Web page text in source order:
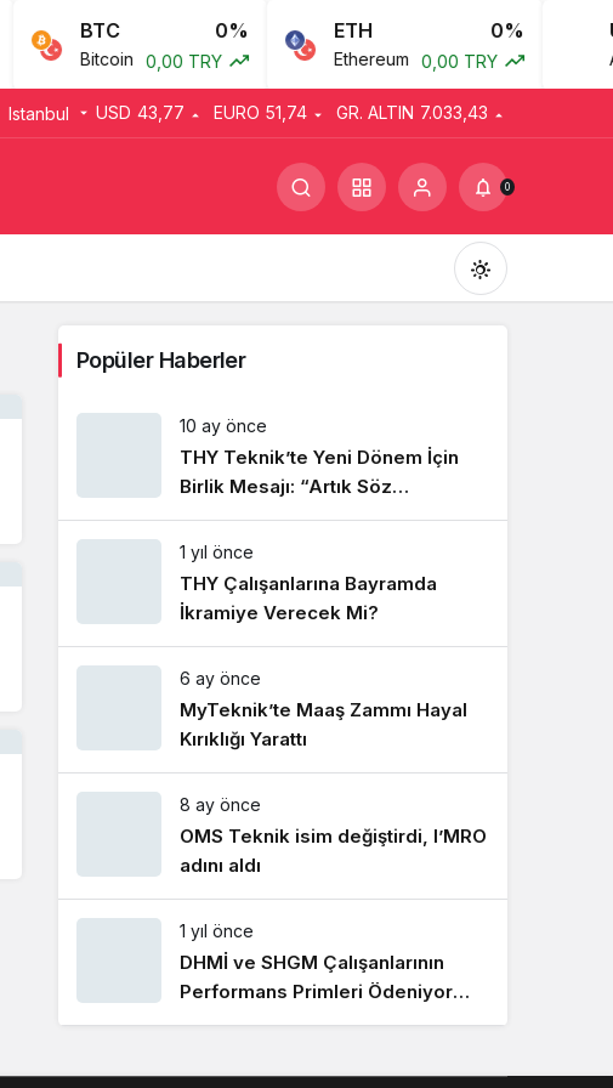
BTC 0%
Bitcoin 0,00 TRY
ETH 0%
Ethereum 0,00 TRY
Istanbul USD 43,77 EURO 51,74 GR. ALTIN 7.033,43
0
Gündüz Modu
Gündüz modunu seçin.
Gece Modu
Gece modunu seçin.
Sistem modunu seçin.
Popüler Haberler
10 ay önce
THY Teknik’te Yeni Dönem İçin
Birlik Mesajı: “Artık Söz
Emekçinin”
1 yıl önce
THY Çalışanlarına Bayramda
İkramiye Verecek Mi?
6 ay önce
MyTeknik’te Maaş Zammı Hayal
Kırıklığı Yarattı
8 ay önce
OMS Teknik isim değiştirdi, I’MRO
adını aldı
1 yıl önce
DHMİ ve SHGM Çalışanlarının
Performans Primleri Ödeniyor
Mu?